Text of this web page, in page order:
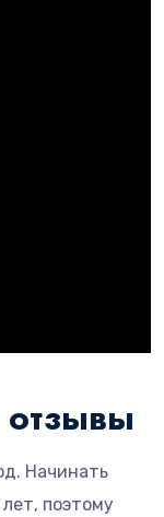
Начинать
поэтому